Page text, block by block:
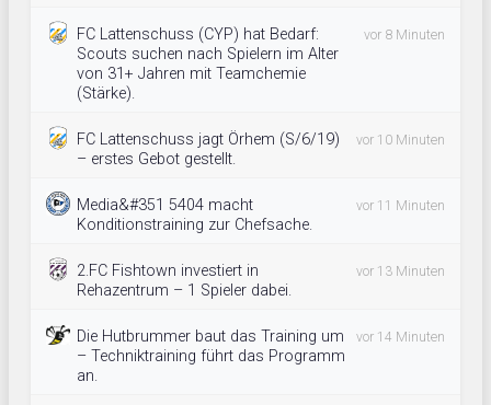
FC Lattenschuss (CYP) hat Bedarf:
Scouts suchen nach Spielern im Alter
von 31+ Jahren mit Teamchemie
(Stärke).
vor 8 Minuten
FC Lattenschuss jagt Örhem (S/6/19)
– erstes Gebot gestellt.
vor 10 Minuten
Media&#351 5404 macht
Konditionstraining zur Chefsache.
vor 11 Minuten
2.FC Fishtown investiert in
Rehazentrum – 1 Spieler dabei.
vor 13 Minuten
Die Hutbrummer baut das Training um
– Techniktraining führt das Programm
an.
vor 14 Minuten